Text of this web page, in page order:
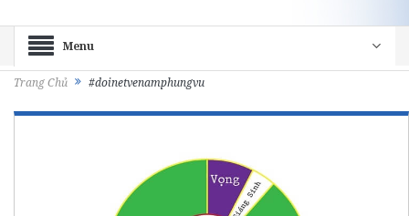
Menu
Trang Chủ #doinetvenamphungvu